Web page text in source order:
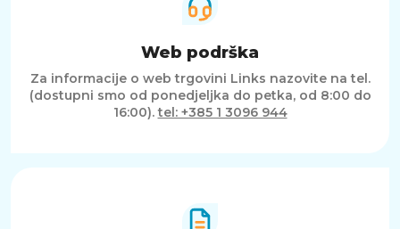
Web podrška
Za informacije o web trgovini Links nazovite na tel.
(dostupni smo od ponedjeljka do petka, od 8:00 do
16:00).tel: +385 1 3096 944